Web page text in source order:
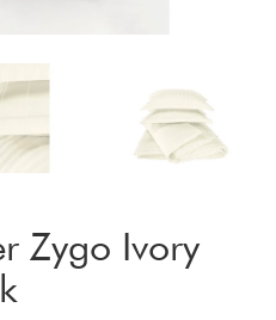
Zygo Ivory